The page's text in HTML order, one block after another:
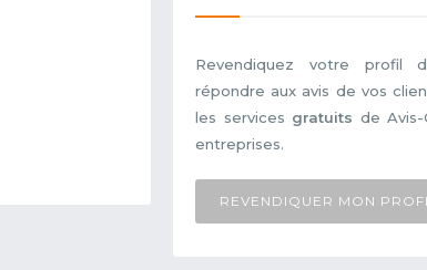
Revendiquez votre profil
répondre aux avis de vos
les services gratuits de Avis-
entreprises.
REVENDIQUER MON